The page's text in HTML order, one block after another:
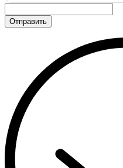
Отправить